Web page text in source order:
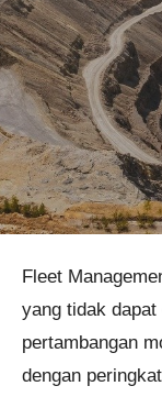
Fleet
yang tidak
pertambangan
dengan